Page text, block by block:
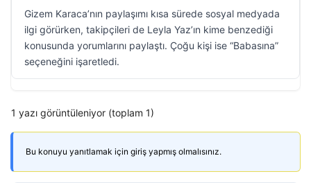
Gizem Karaca’nın paylaşımı kısa sürede sosyal medyada
ilgi görürken, takipçileri de Leyla Yaz’ın kime benzediği
konusunda yorumlarını paylaştı. Çoğu kişi ise “Babasına”
seçeneğini işaretledi.
1 yazı görüntüleniyor (toplam 1)
Bu konuyu yanıtlamak için giriş yapmış olmalısınız.